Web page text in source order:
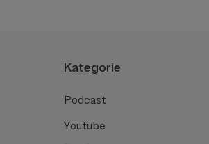
Kategorie
Podcast
Youtube